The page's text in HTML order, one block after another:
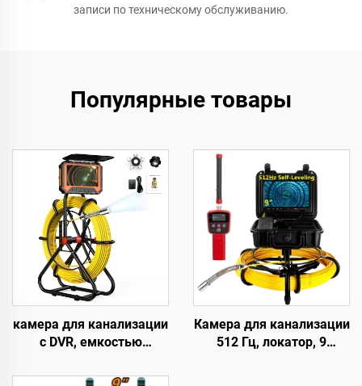
записи по техническому обслуживанию.
Популярные товары
камера для канализации
с DVR, емкостью
мА·ч, картой памяти 32
Камера для канализации
512 Гц, локатор, 9